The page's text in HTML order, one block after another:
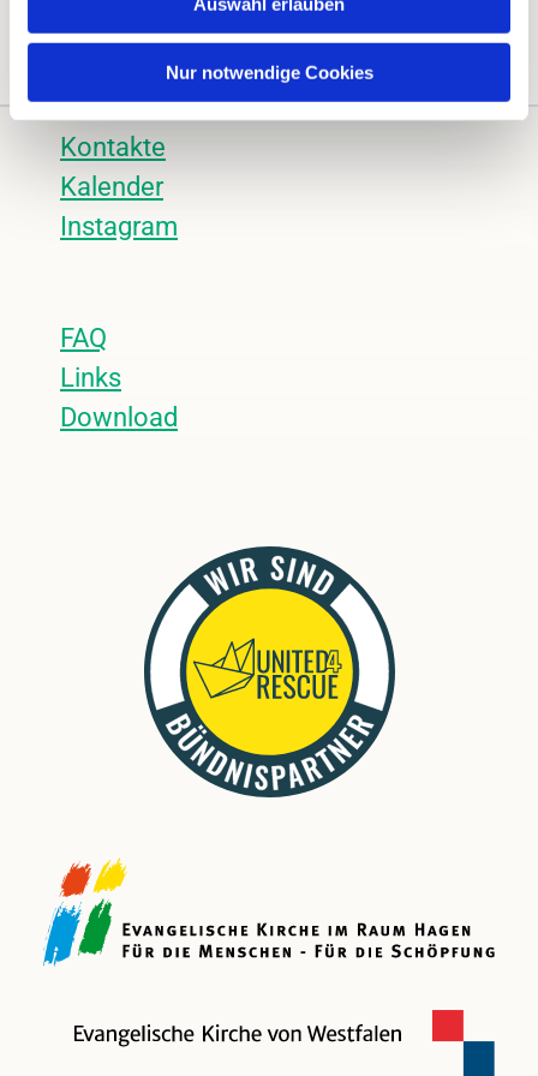
Nur notwendige Cookies
Kontakte
Kalender
Instagram
FAQ
Links
Download